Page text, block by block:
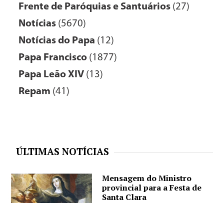
Frente de Paróquias e Santuários (27)
Notícias (5670)
Notícias do Papa (12)
Papa Francisco (1877)
Papa Leão XIV (13)
Repam (41)
ÚLTIMAS NOTÍCIAS
Mensagem do Ministro
provincial para a Festa de
Santa Clara